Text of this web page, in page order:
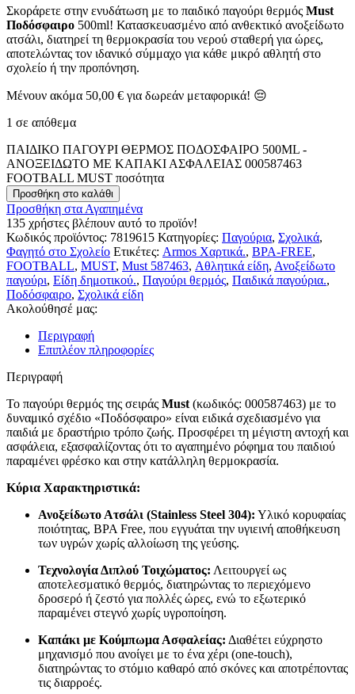
Σκοράρετε στην ενυδάτωση με το παιδικό παγούρι θερμός Must
Ποδόσφαιρο 500ml! Κατασκευασμένο από ανθεκτικό ανοξείδωτο
ατσάλι, διατηρεί τη θερμοκρασία του νερού σταθερή για ώρες,
αποτελώντας τον ιδανικό σύμμαχο για κάθε μικρό αθλητή στο
σχολείο ή την προπόνηση.
Μένουν ακόμα 50,00 € για δωρεάν μεταφορικά! 😔
1 σε απόθεμα
ΠΑΙΔΙΚΟ ΠΑΓΟΥΡΙ ΘΕΡΜΟΣ ΠΟΔΟΣΦΑΙΡΟ 500ML -
ΑΝΟΞΕΙΔΩΤΟ ΜΕ ΚΑΠΑΚΙ ΑΣΦΑΛΕΙΑΣ 000587463
FOOTBALL MUST ποσότητα
Προσθήκη στο καλάθι
Προσθήκη στα Αγαπημένα
135 χρήστες βλέπουν αυτό το προϊόν!
Κωδικός προϊόντος: 7819615 Κατηγορίες: Παγούρια, Σχολικά,
Φαγητό στο Σχολείο Ετικέτες: Armos Χαρτικά., BPA-FREE,
FOOTBALL, MUST, Must 587463, Αθλητικά είδη, Ανοξείδωτο
παγούρι, Είδη δημοτικού., Παγούρι θερμός, Παιδικά παγούρια.,
Ποδόσφαιρο, Σχολικά είδη
Ακολούθησέ μας:
Περιγραφή
Επιπλέον πληροφορίες
Περιγραφή
Το παγούρι θερμός της σειράς Must(κωδικός: 000587463) με το
δυναμικό σχέδιο «Ποδόσφαιρο» είναι ειδικά σχεδιασμένο για
παιδιά με δραστήριο τρόπο ζωής. Προσφέρει τη μέγιστη αντοχή και
ασφάλεια, εξασφαλίζοντας ότι το αγαπημένο ρόφημα του παιδιού
παραμένει φρέσκο και στην κατάλληλη θερμοκρασία.
Κύρια Χαρακτηριστικά:
Ανοξείδωτο Ατσάλι (Stainless Steel 304): Υλικό κορυφαίας
ποιότητας, BPA Free, που εγγυάται την υγιεινή αποθήκευση
των υγρών χωρίς αλλοίωση της γεύσης.
Τεχνολογία Διπλού Τοιχώματος: Λειτουργεί ως
αποτελεσματικό θερμός, διατηρώντας το περιεχόμενο
δροσερό ή ζεστό για πολλές ώρες, ενώ το εξωτερικό
παραμένει στεγνό χωρίς υγροποίηση.
Καπάκι με Κούμπωμα Ασφαλείας: Διαθέτει εύχρηστο
μηχανισμό που ανοίγει με το ένα χέρι (one-touch),
διατηρώντας το στόμιο καθαρό από σκόνες και αποτρέποντας
τις διαρροές.